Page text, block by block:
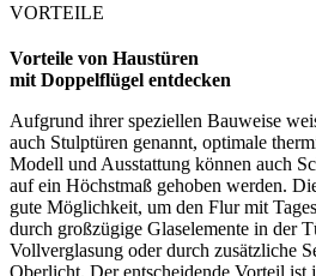
VORTEILE
Vorteile von Haustüren
mit Doppelflügel entdecken
Aufgrund ihrer speziellen Bauweise
auch Stulptüren genannt, optimale
Modell und Ausstattung können auch
auf ein Höchstmaß gehoben werden.
gute Möglichkeit, um den Flur mit
durch großzügige Glaselemente in der
Vollverglasung oder durch zusätzliche
Oberlicht. Der entscheidende Vorteil ist